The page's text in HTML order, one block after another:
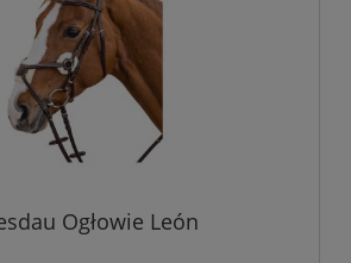
Ogłowie León